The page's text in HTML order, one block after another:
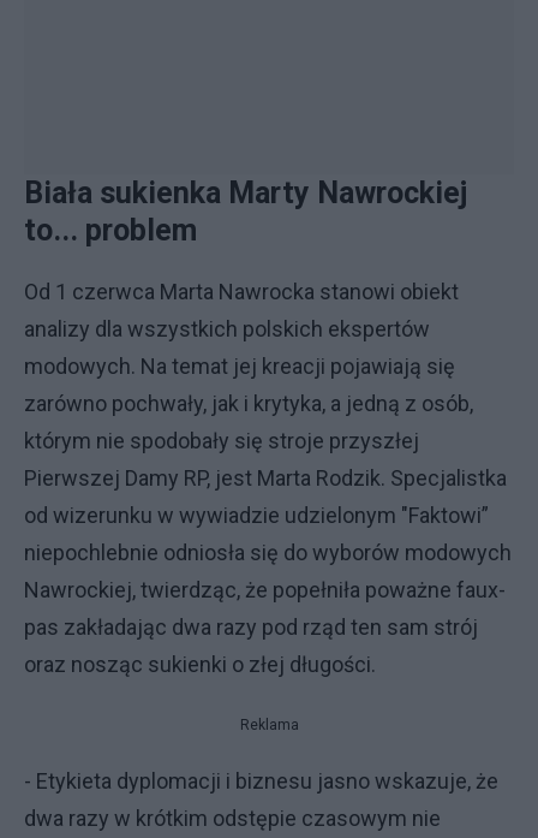
Biała sukienka Marty Nawrockiej
to... problem
Od 1 czerwca Marta Nawrocka stanowi obiekt
analizy dla wszystkich polskich ekspertów
modowych. Na temat jej kreacji pojawiają się
zarówno pochwały, jak i krytyka, a jedną z osób,
którym nie spodobały się stroje przyszłej
Pierwszej Damy RP, jest Marta Rodzik. Specjalistka
od wizerunku w wywiadzie udzielonym "Faktowi”
niepochlebnie odniosła się do wyborów modowych
Nawrockiej, twierdząc, że popełniła poważne faux-
pas zakładając dwa razy pod rząd ten sam strój
oraz nosząc sukienki o złej długości.
Reklama
- Etykieta dyplomacji i biznesu jasno wskazuje, że
dwa razy w krótkim odstępie czasowym nie